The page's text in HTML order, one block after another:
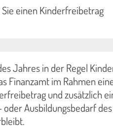
einen Kinderfreibetrag
Jahres in der Regel
Finanzamt im Rahmen
und zusätzlich
Ausbildungsbedarf